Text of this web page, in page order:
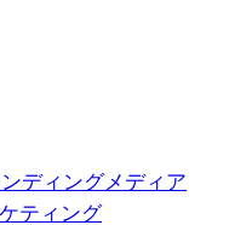
ディングメディア
ティング